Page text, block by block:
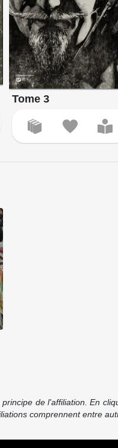
Tome 3
de l'affiliation. En
comprennent entre